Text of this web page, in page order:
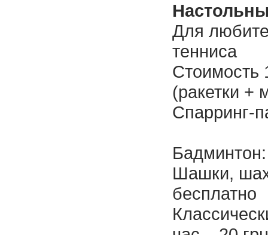
Для
тенниса
Стоимость
(ракетки +
Спарринг-
Бадминтон:
Шашки,
бесплатно